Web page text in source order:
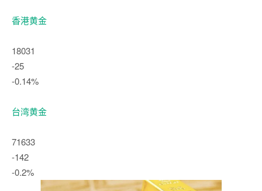
香港黄金
18031
-25
-0.14%
台湾黄金
71633
-142
-0.2%